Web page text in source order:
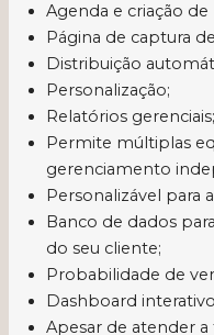
Agenda e criação
Página de captura
Distribuição
Personalização;
Relatórios gerenciais;
Permite múltiplas
gerenciamento
Personalizável para
Banco de dados
do seu cliente;
Probabilidade de
Dashboard
Apesar de atender